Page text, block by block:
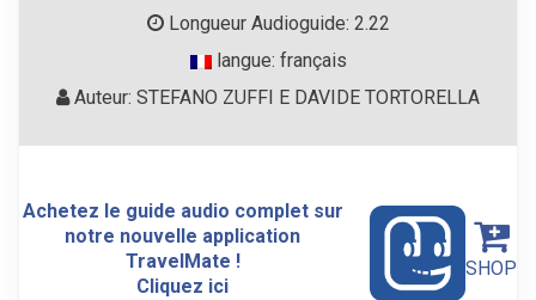
Longueur Audioguide: 2.22
langue: français
Auteur: STEFANO ZUFFI E DAVIDE TORTORELLA
Achetez le guide audio complet sur
notre nouvelle application
TravelMate !
Cliquez ici
SHOP